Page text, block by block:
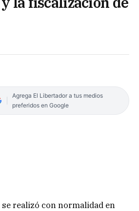
Agrega El Libertador a tus medios
preferidos en Google
se realizó con normalidad en